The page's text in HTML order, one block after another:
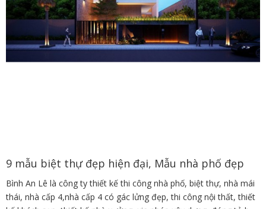
9 mẫu biệt thự đẹp hiện đại, Mẫu nhà phố đẹp
Bình An Lê là công ty thiết kế thi công nhà phố, biệt thự, nhà mái
thái, nhà cấp 4,nhà cấp 4 có gác lửng đẹp, thi công nội thất, thiết